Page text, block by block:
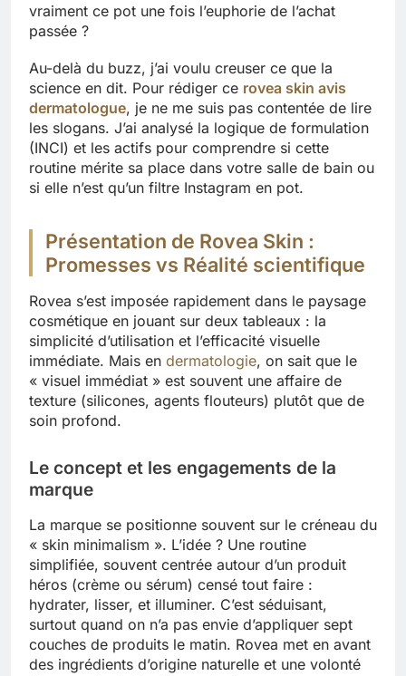
vraiment ce pot une fois l’euphorie de l’achat
passée ?
Au-delà du buzz, j’ai voulu creuser ce que la
science en dit. Pour rédiger ce rovea skin avis
dermatologue, je ne me suis pas contentée de lire
les slogans. J’ai analysé la logique de formulation
(INCI) et les actifs pour comprendre si cette
routine mérite sa place dans votre salle de bain ou
si elle n’est qu’un filtre Instagram en pot.
Présentation de Rovea Skin :
Promesses vs Réalité scientifique
Rovea s’est imposée rapidement dans le paysage
cosmétique en jouant sur deux tableaux : la
simplicité d’utilisation et l’efficacité visuelle
immédiate. Mais en dermatologie, on sait que le
« visuel immédiat » est souvent une affaire de
texture (silicones, agents flouteurs) plutôt que de
soin profond.
Le concept et les engagements de la
marque
La marque se positionne souvent sur le créneau du
« skin minimalism ». L’idée ? Une routine
simplifiée, souvent centrée autour d’un produit
héros (crème ou sérum) censé tout faire :
hydrater, lisser, et illuminer. C’est séduisant,
surtout quand on n’a pas envie d’appliquer sept
couches de produits le matin. Rovea met en avant
des ingrédients d’origine naturelle et une volonté